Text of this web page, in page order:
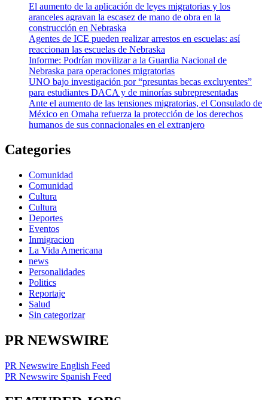
El aumento de la aplicación de leyes migratorias y los
aranceles agravan la escasez de mano de obra en la
construcción en Nebraska
Agentes de ICE pueden realizar arrestos en escuelas: así
reaccionan las escuelas de Nebraska
Informe: Podrían movilizar a la Guardia Nacional de
Nebraska para operaciones migratorias
UNO bajo investigación por “presuntas becas excluyentes”
para estudiantes DACA y de minorías subrepresentadas
Ante el aumento de las tensiones migratorias, el Consulado de
México en Omaha refuerza la protección de los derechos
humanos de sus connacionales en el extranjero
Categories
Comunidad
Comunidad
Cultura
Cultura
Deportes
Eventos
Inmigracion
La Vida Americana
news
Personalidades
Politics
Reportaje
Salud
Sin categorizar
PR NEWSWIRE
PR Newswire English Feed
PR Newswire Spanish Feed